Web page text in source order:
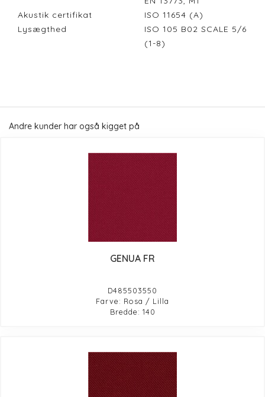
Akustik certifikat
ISO 11654 (A)
Lysægthed
ISO 105 B02 SCALE 5/6
(1-8)
Andre kunder har også kigget på
GENUA FR
D485503550
Farve: Rosa / Lilla
Bredde: 140